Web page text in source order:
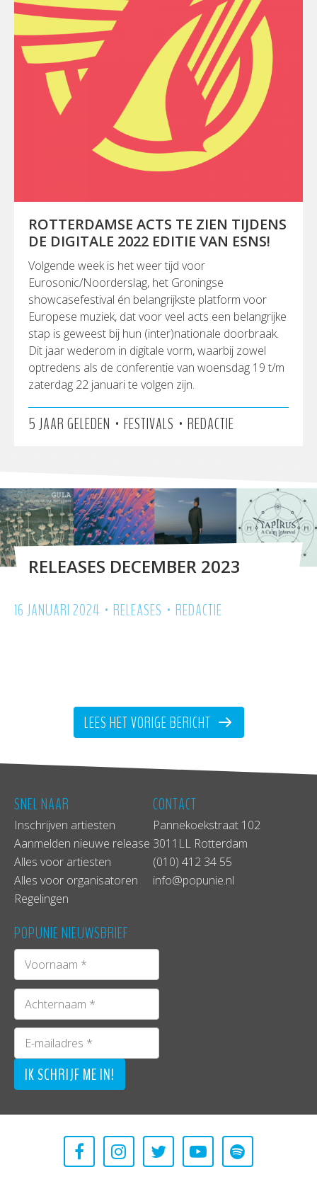
ROTTERDAMSE ACTS TE ZIEN TIJDENS
DE DIGITALE 2022 EDITIE VAN ESNS!
Volgende week is het weer tijd voor
Eurosonic/Noorderslag, het Groningse
showcasefestival én belangrijkste platform voor
Europese muziek, dat voor veel acts een belangrijke
stap is geweest bij hun (inter)nationale doorbraak.
Dit jaar wederom in digitale vorm, waarbij zowel
optredens als de conferentie van woensdag 19 t/m
zaterdag 22 januari te volgen zijn.
5 JAAR GELEDEN • FESTIVALS • REDACTIE
RELEASES DECEMBER 2023
16 JANUARI 2024 • RELEASES • REDACTIE
LEES HET VORIGE BERICHT
SNEL NAAR
Inschrijven artiesten
Aanmelden nieuwe release
Alles voor artiesten
Alles voor organisatoren
Regelingen
CONTACT
Pannekoekstraat 102
3011LL Rotterdam
(010) 412 34 55
info@popunie.nl
POPUNIE NIEUWSBRIEF